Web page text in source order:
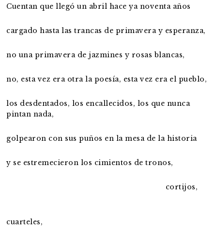
Cuentan que llegó un abril hace ya noventa años
cargado hasta las trancas de primavera y esperanza,
no una primavera de jazmines y rosas blancas,
no, esta vez era otra la poesía, esta vez era el pueblo,
los desdentados, los encallecidos, los que nunca
pintan nada,
golpearon con sus puños en la mesa de la historia
y se estremecieron los cimientos de tronos,
cortijos,
cuarteles,